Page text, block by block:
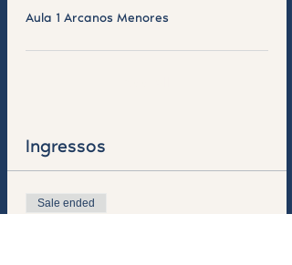
Aula 1 Arcanos Menores
Ingressos
Sale ended